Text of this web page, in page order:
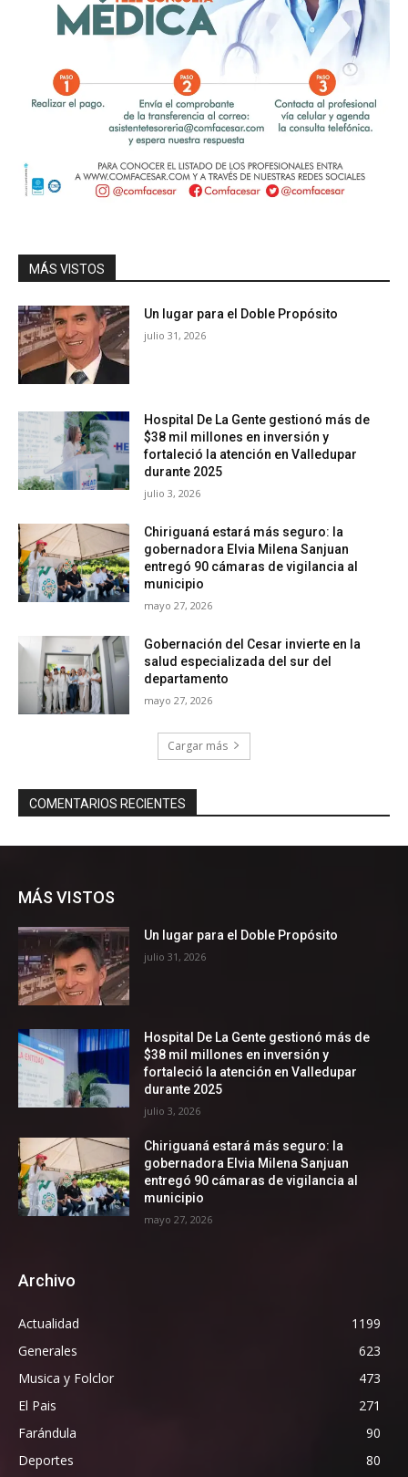
MÁS VISTOS
Un lugar para el Doble Propósito
julio 31, 2026
Hospital De La Gente gestionó más de
$38 mil millones en inversión y
fortaleció la atención en Valledupar
durante 2025
julio 3, 2026
Chiriguaná estará más seguro: la
gobernadora Elvia Milena Sanjuan
entregó 90 cámaras de vigilancia al
municipio
mayo 27, 2026
Archivo
Actualidad
1199
Generales
623
Musica y Folclor
473
El Pais
271
Farándula
90
Deportes
80